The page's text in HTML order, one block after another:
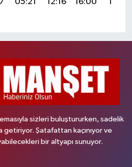
05:21 12:16 16:00 19:01
sizleri buluştururken, sadelik
getiriyor. Şatafattan kaçınıyor ve
bir altyapı sunuyor.